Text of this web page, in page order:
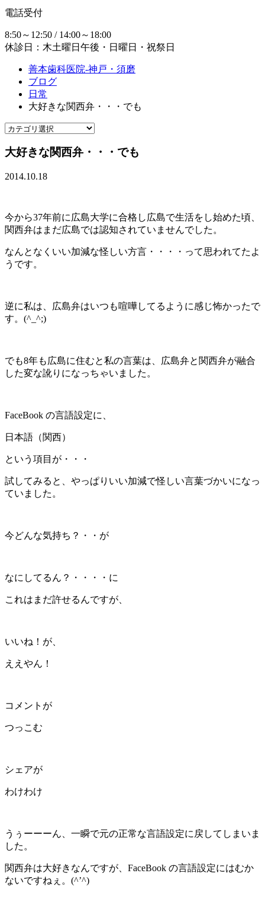
電話受付
8:50～12:50 / 14:00～18:00
休診日：木土曜日午後・日曜日・祝祭日
善本歯科医院-神戸・須磨
ブログ
日常
大好きな関西弁・・・でも
大好きな関西弁・・・でも
2014.10.18
今から37年前に広島大学に合格し広島で生活をし始めた頃、
関西弁はまだ広島では認知されていませんでした。
なんとなくいい加減な怪しい方言・・・・って思われてたよ
うです。
逆に私は、広島弁はいつも喧嘩してるように感じ怖かったで
す。(^_^;)
でも8年も広島に住むと私の言葉は、広島弁と関西弁が融合
した変な訛りになっちゃいました。
FaceBook の言語設定に、
日本語（関西）
という項目が・・・
試してみると、やっぱりいい加減で怪しい言葉づかいになっ
ていました。
今どんな気持ち？・・が
なにしてるん？・・・・に
これはまだ許せるんですが、
いいね！が、
ええやん！
コメントが
つっこむ
シェアが
わけわけ
うぅーーーん、一瞬で元の正常な言語設定に戻してしまいま
した。
関西弁は大好きなんですが、FaceBook の言語設定にはむか
ないですねぇ。(^’^)